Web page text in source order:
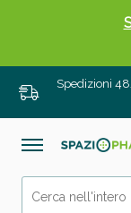
Spedizioni